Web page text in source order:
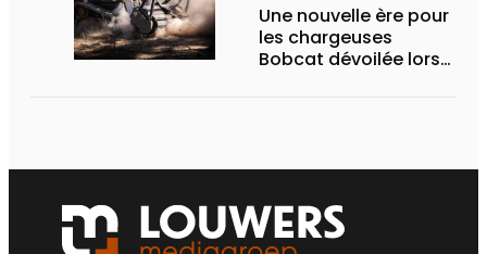
Une nouvelle ère pour
les chargeuses
Bobcat dévoilée lors